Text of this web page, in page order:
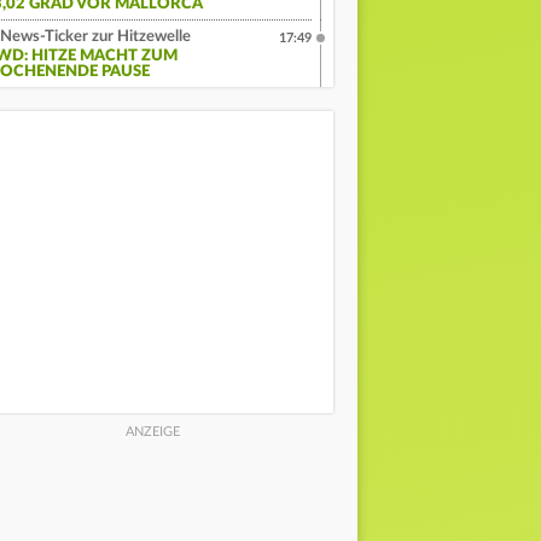
GRAD VOR MALLORCA
News-Ticker zur Hitzewelle
HITZE MACHT ZUM
PAUSE
17:49